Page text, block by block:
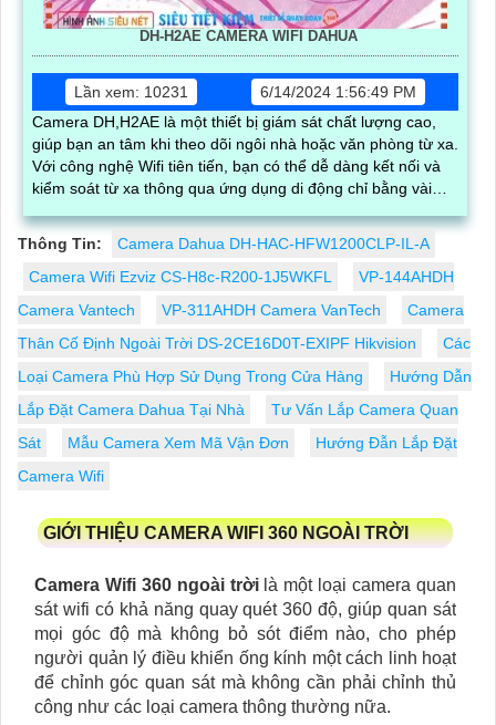
DH-H2AE CAMERA WIFI DAHUA
Lần xem: 10231
6/14/2024 1:56:49 PM
Camera DH,H2AE là một thiết bị giám sát chất lượng cao,
giúp bạn an tâm khi theo dõi ngôi nhà hoặc văn phòng từ xa.
Với công nghệ Wifi tiên tiến, bạn có thể dễ dàng kết nối và
kiểm soát từ xa thông qua ứng dụng di động chỉ bằng vài
Thông Tin:
Camera Dahua DH-HAC-HFW1200CLP-IL-A
Camera Wifi Ezviz CS-H8c-R200-1J5WKFL
VP-144AHDH
Camera Vantech
VP-311AHDH Camera VanTech
Camera
Thân Cố Định Ngoài Trời DS-2CE16D0T-EXIPF Hikvision
Các
Loại Camera Phù Hợp Sử Dụng Trong Cửa Hàng
Hướng Dẫn
Lắp Đặt Camera Dahua Tại Nhà
Tư Vấn Lắp Camera Quan
Sát
Mẫu Camera Xem Mã Vận Đơn
Hướng Đẫn Lắp Đặt
Camera Wifi
GIỚI THIỆU CAMERA WIFI 360 NGOÀI TRỜI
Camera Wifi 360 ngoài trờilà một loại camera quan
sát wifi có khả năng quay quét 360 độ, giúp quan sát
mọi góc độ mà không bỏ sót điểm nào, cho phép
người quản lý điều khiển ống kính một cách linh hoạt
để chỉnh góc quan sát mà không cần phải chỉnh thủ
công như các loại camera thông thường nữa.